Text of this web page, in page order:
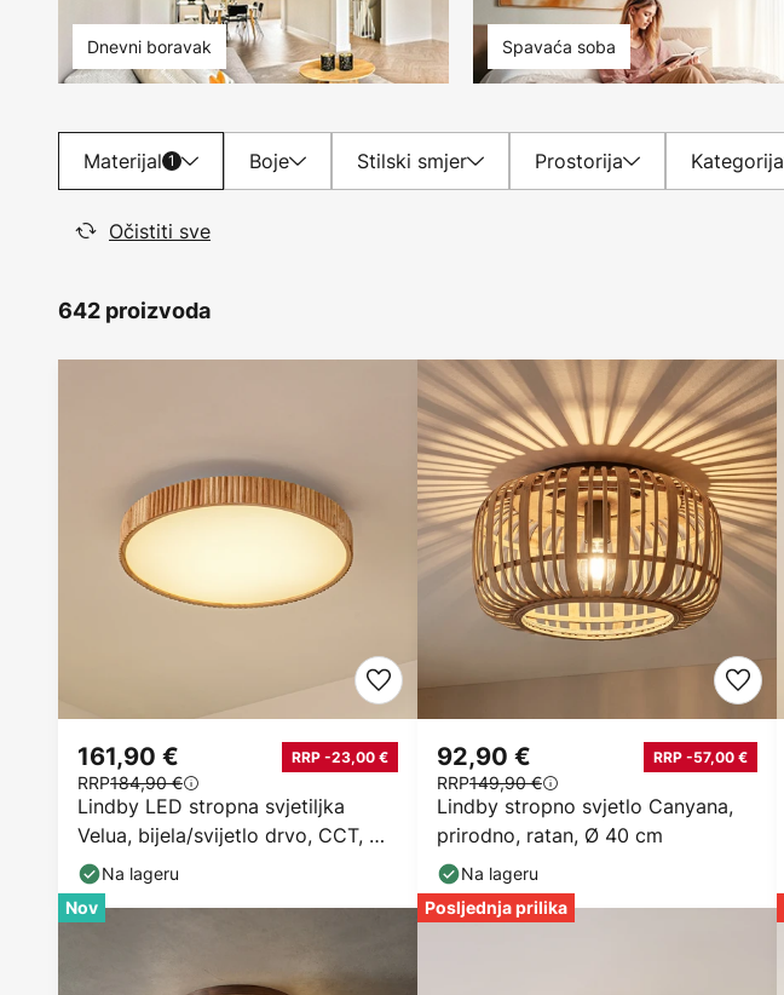
Dnevni boravak Spavaća soba
Materijal 1 Boje Stilski smjer Prostorija Kategorija
Očistiti sve
642 proizvoda
Lindby LED stropna svjetiljka
Velua, bijela/svijetlo drvo, CCT, Ø
50 cm
161,90 € RRP -23,00 €
RRP184,90 €
Na lageru
Lindby stropno svjetlo Canyana,
prirodno, ratan, Ø 40 cm
92,90 € RRP -57,00 €
RRP149,90 €
Na lageru
Nov Posljednja prilika